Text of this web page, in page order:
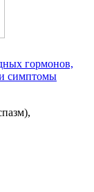
гормонов,
симптомы